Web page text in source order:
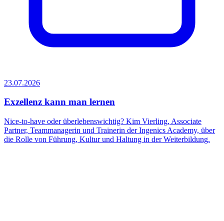
23.07.2026
Exzellenz kann man lernen
Nice-to-have oder überlebenswichtig? Kim Vierling, Associate
Partner, Teammanagerin und Trainerin der Ingenics Academy, über
die Rolle von Führung, Kultur und Haltung in der Weiterbildung.